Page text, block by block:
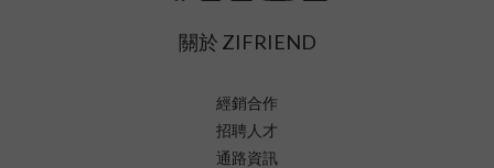
關於 ZIFRIEND
經銷合作
招聘人才
通路資訊